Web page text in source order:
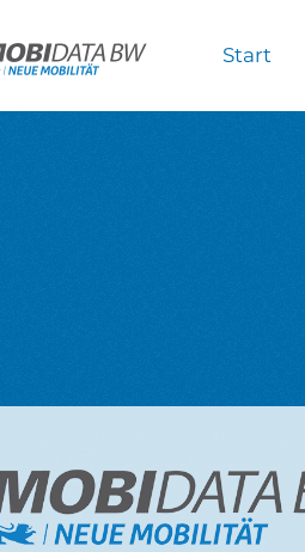
Start